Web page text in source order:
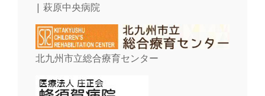
| 萩原中央病院
北九州市立総合療育センター